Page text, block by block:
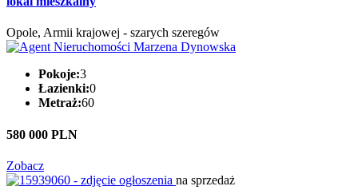
Opole, Armii krajowej - szarych szeregów
Pokoje:3
Łazienki:0
Metraż:60
580 000 PLN
Zobacz
na sprzedaż